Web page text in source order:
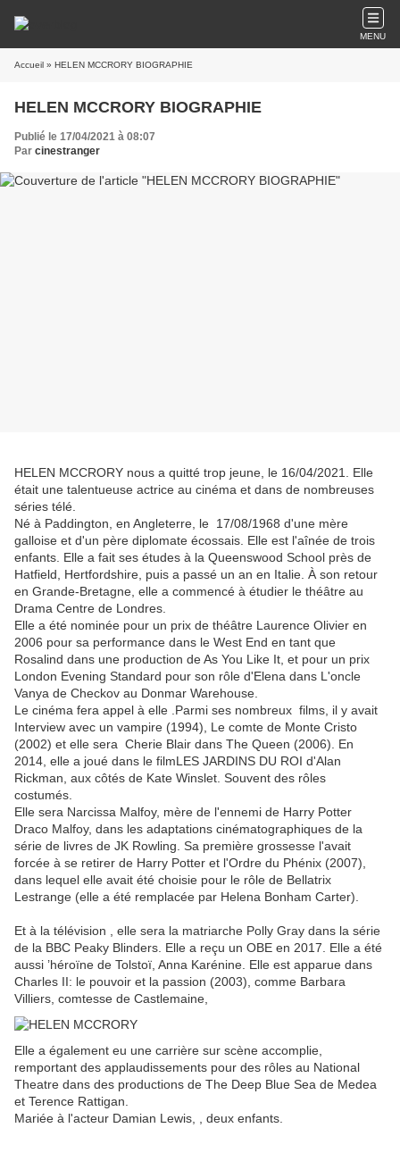
MENU
Accueil » HELEN MCCRORY BIOGRAPHIE
HELEN MCCRORY BIOGRAPHIE
Publié le 17/04/2021 à 08:07
Par cinestranger
HELEN MCCRORY nous a quitté trop jeune, le 16/04/2021. Elle
était une talentueuse actrice au cinéma et dans de nombreuses
séries télé.
Né à Paddington, en Angleterre, le 17/08/1968 d'une mère
galloise et d'un père diplomate écossais. Elle est l'aînée de trois
enfants. Elle a fait ses études à la Queenswood School près de
Hatfield, Hertfordshire, puis a passé un an en Italie. À son retour
en Grande-Bretagne, elle a commencé à étudier le théâtre au
Drama Centre de Londres.
Elle a été nominée pour un prix de théâtre Laurence Olivier en
2006 pour sa performance dans le West End en tant que
Rosalind dans une production de As You Like It, et pour un prix
London Evening Standard pour son rôle d'Elena dans L'oncle
Vanya de Checkov au Donmar Warehouse.
Le cinéma fera appel à elle . Parmi ses nombreux films, il y avait
Interview avec un vampire (1994), Le comte de Monte Cristo
(2002) et elle sera Cherie Blair dans The Queen (2006).
En
2014, elle a joué dans le filmLES JARDINS DU ROI d'Alan
Rickman, aux côtés de Kate Winslet. Souvent des rôles
costumés.
Elle sera Narcissa Malfoy, mère de l'ennemi de Harry Potter
Draco Malfoy, dans les adaptations cinématographiques de la
série de livres de JK Rowling. Sa première grossesse l'avait
forcée à se retirer de Harry Potter et l'Ordre du Phénix (2007),
dans lequel elle avait été choisie pour le rôle de Bellatrix
Lestrange (elle a été remplacée par Helena Bonham Carter).
Et à la télévision , elle sera la matriarche Polly Gray dans la série
de la BBC Peaky Blinders. Elle a reçu un OBE en 2017. Elle a été
aussi ’héroïne de Tolstoï, Anna Karénine. Elle est apparue dans
Charles II: le pouvoir et la passion (2003), comme Barbara
Villiers, comtesse de Castlemaine,
Elle a également eu une carrière sur scène accomplie,
remportant des applaudissements pour des rôles au National
Theatre dans des productions de The Deep Blue Sea de Medea
et Terence Rattigan.
Mariée à l'acteur Damian Lewis, , deux enfants.